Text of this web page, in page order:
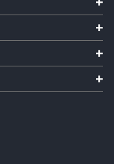
+
+
+